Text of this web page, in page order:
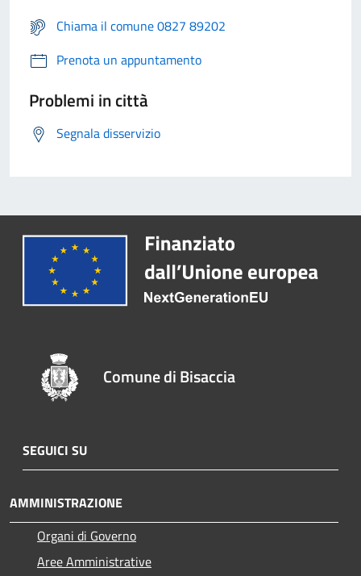
Chiama il comune 0827 89202
Prenota un appuntamento
Problemi in città
Segnala disservizio
Comune di Bisaccia
SEGUICI SU
AMMINISTRAZIONE
Organi di Governo
Aree Amministrative